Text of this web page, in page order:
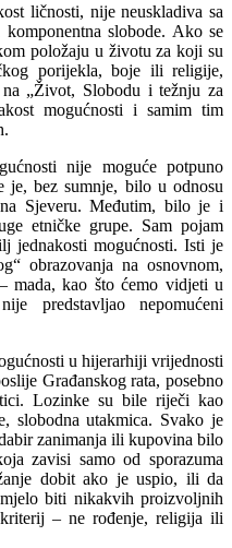
ličnosti, nije neuskladiva sa
slobode. Ako se
položaju u životu za koji su
porijekla, boje ili religije,
„Život, Slobodu i težnju za
mogućnosti i samim tim
nije moguće potpuno
je, bez sumnje, bilo u odnosu
Sjeveru. Međutim, bilo je i
etničke grupe. Sam pojam
jednakosti mogućnosti. Isti je
obrazovanja na osnovnom,
mada, kao što ćemo vidjeti u
predstavljao nepomućeni
u hijerarhiji vrijednosti
Građanskog rata, posebno
Lozinke su bile riječi kao
slobodna utakmica. Svako je
zanimanja ili kupovina bilo
zavisi samo od sporazuma
dobit ako je uspio, ili da
biti nikakvih proizvoljnih
– ne rođenje, religija ili